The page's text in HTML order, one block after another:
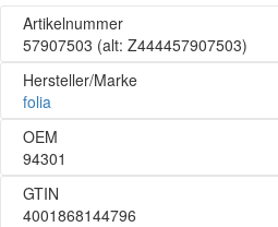
Artikelnummer
57907503 (alt: Z444457907503)
Hersteller/Marke
folia
OEM
94301
GTIN
4001868144796